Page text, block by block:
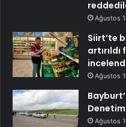
Ağustos
Siirt’te
Ağustos
Ağustos